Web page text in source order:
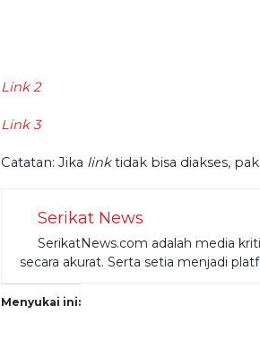
Link 2
Link 3
Catatan: Jika linktidak bisa diakses,
Serikat News
SerikatNews.com adalah media
secara akurat. Serta setia menjadi
Menyukai ini: